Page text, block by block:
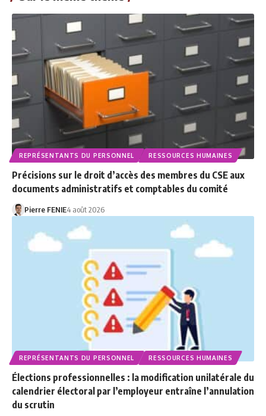
REPRÉSENTANTS DU PERSONNEL RESSOURCES HUMAINES
Précisions sur le droit d’accès des membres du CSE aux
documents administratifs et comptables du comité
Pierre FENIE4 août 2026
REPRÉSENTANTS DU PERSONNEL RESSOURCES HUMAINES
Élections professionnelles : la modification unilatérale du
calendrier électoral par l’employeur entraîne l’annulation
du scrutin